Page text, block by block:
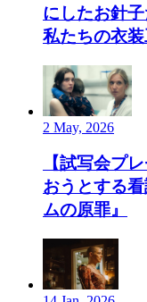
にしたお針
私たちの衣
2 May, 2026
【試写会プ
おうとする
ムの原罪』